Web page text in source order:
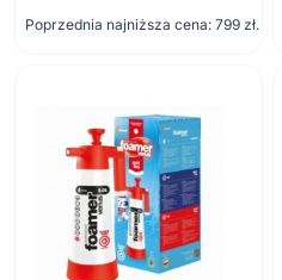
wynosiła:
wynosi:
Poprzednia najniższa cena: 799 zł.